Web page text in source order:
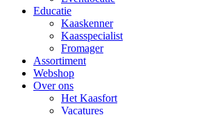
Educatie
Kaaskenner
Kaasspecialist
Fromager
Assortiment
Webshop
Over ons
Het Kaasfort
Vacatures